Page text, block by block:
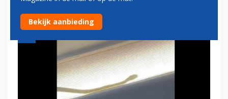
Bekijk aanbieding